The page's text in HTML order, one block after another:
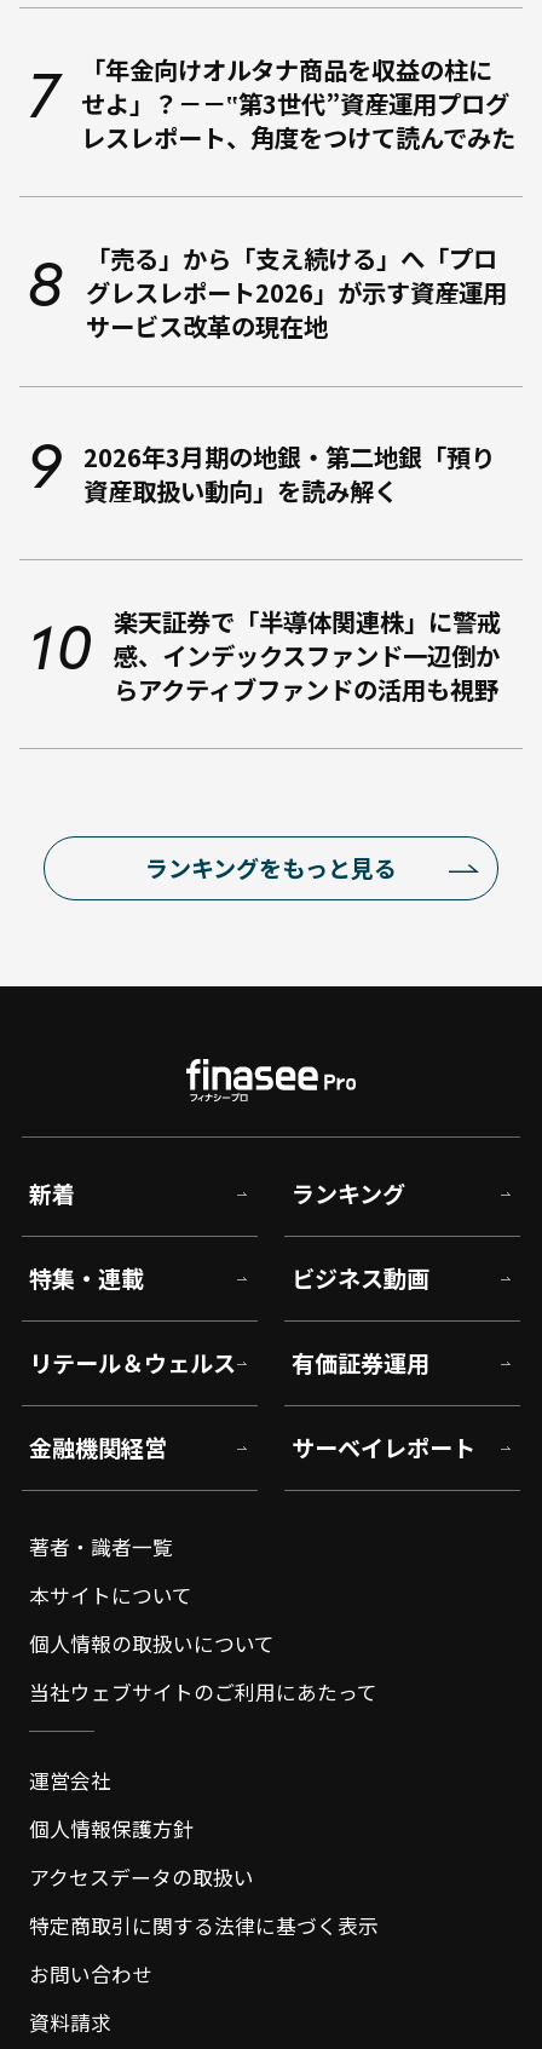
「年金向けオルタナ商品を収益の柱に
せよ」？－－‟第3世代”資産運用プログ
レスレポート、角度をつけて読んでみた
「売る」から「支え続ける」へ――「プロ
グレスレポート2026」が示す資産運用
サービス改革の現在地
2026年3月期の地銀・第二地銀「預り
資産取扱い動向」を読み解く
楽天証券で「半導体関連株」に警戒
感、インデックスファンド一辺倒か
らアクティブファンドの活用も視野
ランキングをもっと見る
新着 ランキング
特集・連載 ビジネス動画
リテール＆ウェルス 有価証券運用
金融機関経営 サーベイレポート
著者・識者一覧
本サイトについて
個人情報の取扱いについて
当社ウェブサイトのご利用にあたって
運営会社
個人情報保護方針
アクセスデータの取扱い
特定商取引に関する法律に基づく表示
お問い合わせ
資料請求